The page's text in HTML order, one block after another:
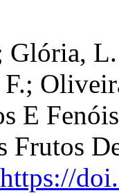
Glória,
E
Frutos
https://